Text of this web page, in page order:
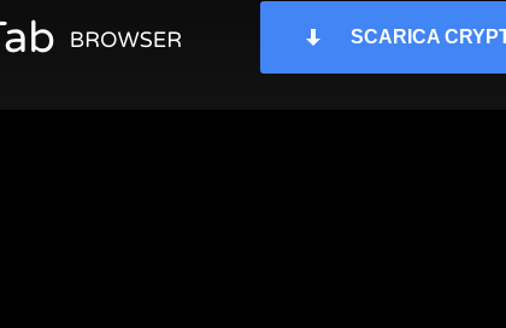
SCARICA